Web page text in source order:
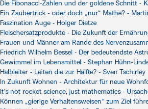
Die Fibonacci-Zahlen und der goldene Schnitt -
Ein Zaubertrick - oder doch „nur“ Mathe? -
Faszination Auge - Holger Dietze
Fleischersatzprodukte - Die Zukunft der
Frauen und Männer am Rande des
Friedrich Wilhelm Bessel - Der bedeutendste
Gewimmel im Lebensmittel - Stephan Hühn-
Halbleiter - Leiten die zur Hälfte? - Sven Tschirley
In Zukunft Wohnen - Architektur für neue
It’s not rocket science, just mathematics -
Können „gierige Verhaltensweisen“ zum Ziel